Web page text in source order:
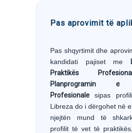
Pas aprovimit të
Pas shqyrtimit dhe
kandidati pajiset me
Praktikës
Planprogramin e
Profesionale sipas
Libreza do i dërgohet në
njejtën mund të
profilit të vet të